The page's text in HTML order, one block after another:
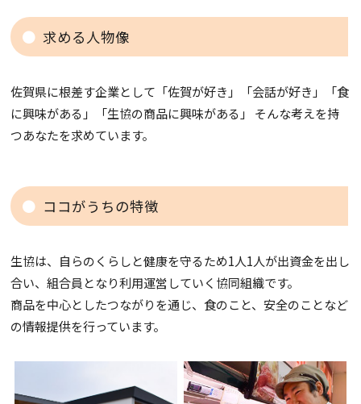
求める人物像
佐賀県に根差す企業として「佐賀が好き」「会話が好き」「食
に興味がある」「生協の商品に興味がある」 そんな考えを持
つあなたを求めています。
ココがうちの特徴
生協は、自らのくらしと健康を守るため1人1人が出資金を出し
合い、組合員となり利用運営していく協同組織です。
商品を中心としたつながりを通じ、食のこと、安全のことなど
の情報提供を行っています。